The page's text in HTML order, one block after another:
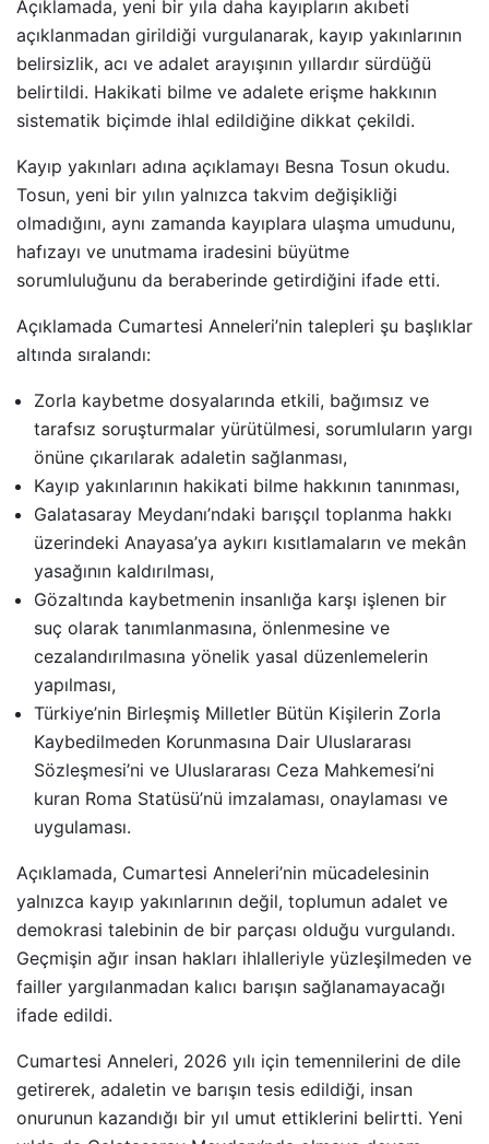
Açıklamada, yeni bir yıla daha kayıpların akıbeti
açıklanmadan girildiği vurgulanarak, kayıp yakınlarının
belirsizlik, acı ve adalet arayışının yıllardır sürdüğü
belirtildi. Hakikati bilme ve adalete erişme hakkının
sistematik biçimde ihlal edildiğine dikkat çekildi.
Kayıp yakınları adına açıklamayı Besna Tosun okudu.
Tosun, yeni bir yılın yalnızca takvim değişikliği
olmadığını, aynı zamanda kayıplara ulaşma umudunu,
hafızayı ve unutmama iradesini büyütme
sorumluluğunu da beraberinde getirdiğini ifade etti.
Açıklamada Cumartesi Anneleri’nin talepleri şu başlıklar
altında sıralandı:
Zorla kaybetme dosyalarında etkili, bağımsız ve
tarafsız soruşturmalar yürütülmesi, sorumluların yargı
önüne çıkarılarak adaletin sağlanması,
Kayıp yakınlarının hakikati bilme hakkının tanınması,
Galatasaray Meydanı’ndaki barışçıl toplanma hakkı
üzerindeki Anayasa’ya aykırı kısıtlamaların ve mekân
yasağının kaldırılması,
Gözaltında kaybetmenin insanlığa karşı işlenen bir
suç olarak tanımlanmasına, önlenmesine ve
cezalandırılmasına yönelik yasal düzenlemelerin
yapılması,
Türkiye’nin Birleşmiş Milletler Bütün Kişilerin Zorla
Kaybedilmeden Korunmasına Dair Uluslararası
Sözleşmesi’ni ve Uluslararası Ceza Mahkemesi’ni
kuran Roma Statüsü’nü imzalaması, onaylaması ve
uygulaması.
Açıklamada, Cumartesi Anneleri’nin mücadelesinin
yalnızca kayıp yakınlarının değil, toplumun adalet ve
demokrasi talebinin de bir parçası olduğu vurgulandı.
Geçmişin ağır insan hakları ihlalleriyle yüzleşilmeden ve
failler yargılanmadan kalıcı barışın sağlanamayacağı
ifade edildi.
Cumartesi Anneleri, 2026 yılı için temennilerini de dile
getirerek, adaletin ve barışın tesis edildiği, insan
onurunun kazandığı bir yıl umut ettiklerini belirtti. Yeni